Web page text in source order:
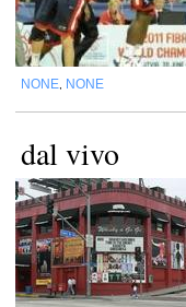
NONE NONE
dal vivo